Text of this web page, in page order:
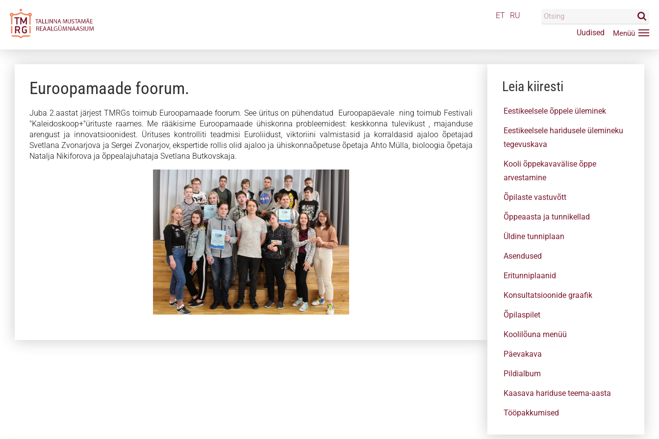
ET RU
Uudised
Euroopamaade foorum.
Juba 2.aastat järjest TMRGs toimub Euroopamaade foorum. See üritus on pühendatud Euroopapäevale ning toimub Festivali
"Kaleidoskoop+"ürituste raames. Me rääkisime Euroopamaade ühiskonna probleemidest: keskkonna tulevikust , majanduse
arengust ja innovatsioonidest. Ürituses kontrolliti teadmisi Euroliidust, viktoriini valmistasid ja korraldasid ajaloo õpetajad
Svetlana Zvonarjova ja Sergei Zvonarjov, ekspertide rollis olid ajaloo ja ühiskonnaõpetuse õpetaja Ahto Mülla, bioloogia õpetaja
Natalja Nikiforova ja õppealajuhataja Svetlana Butkovskaja.
Leia kiiresti
Eestikeelsele õppele üleminek
Eestikeelsele haridusele ülemineku
tegevuskava
Kooli õppekavavälise õppe
arvestamine
Õpilaste vastuvõtt
Õppeaasta ja tunnikellad
Üldine tunniplaan
Asendused
Eritunniplaanid
Konsultatsioonide graafik
Õpilaspilet
Koolilõuna menüü
Päevakava
Pildialbum
Kaasava hariduse teema-aasta
Tööpakkumised